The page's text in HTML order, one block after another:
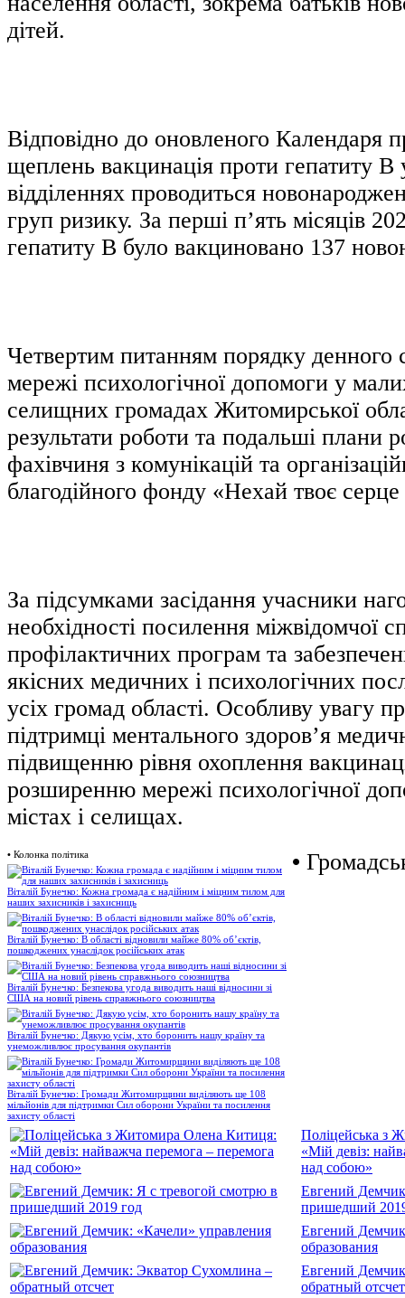
дітей.
Відповідно до оновленого Календаря
щеплень вакцинація проти гепатиту B
відділеннях проводиться
груп ризику. За перші п’ять місяців
гепатиту B було вакциновано 137
Четвертим питанням порядку денного
мережі психологічної допомоги у
селищних громадах Житомирської
результати роботи та подальші плани
фахівчиня з комунікацій та
благодійного фонду «Нехай твоє серце
За підсумками засідання учасники
необхідності посилення міжвідомчої
профілактичних програм та
якісних медичних і психологічних
усіх громад області. Особливу увагу
підтримці ментального здоров’я
підвищенню рівня охоплення
розширенню мережі психологічної
містах і селищах.
• Колонка політика
Віталій Бунечко: Кожна громада є надійним і міцним тилом для
наших захисників і захисниць
Віталій Бунечко: В області відновили майже 80% об’єктів,
пошкоджених унаслідок російських атак
Віталій Бунечко: Безпекова угода виводить наші відносини зі
США на новий рівень справжнього союзництва
Віталій Бунечко: Дякую усім, хто боронить нашу країну та
унеможливлює просування окупантів
Віталій Бунечко: Громади Житомирщини виділяють ще 108
мільйонів для підтримки Сил оборони України та посилення
захисту області
•
Поліцейська з
«Мій девіз:
над собою»
Евгений
пришедший
Евгений
образования
Евгений
обратный отсчет